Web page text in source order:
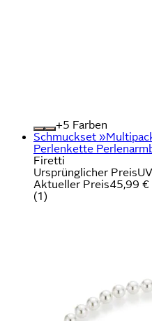
+
Farben
Schmuckset
Perlenkette
Firetti
Ursprünglicher Preis
Aktueller Preis45,99 €
(1)